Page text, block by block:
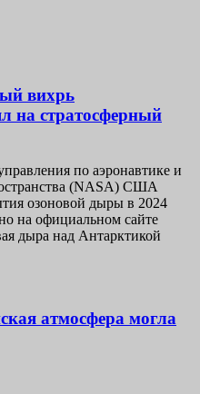
вихрь
на стратосферный
по аэронавтике и
(NASA) США
озоновой дыры в 2024
на официальном сайте
дыра над Антарктикой
атмосфера могла